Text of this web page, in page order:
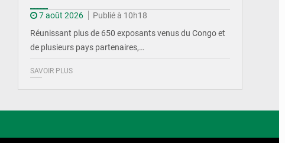
7 août 2026
Publié à 10h18
Réunissant plus de 650 exposants venus du Congo et
de plusieurs pays partenaires,…
SAVOIR PLUS